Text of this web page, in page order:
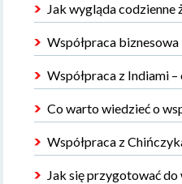
Jak wygląda codzienne
Współpraca
Współpraca z Indiami –
Co warto wiedzieć o
Współpraca z
Jak się przygotować